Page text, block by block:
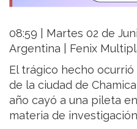
08:59 | Martes 02 de
Argentina | Fenix
El trágico hecho
de la ciudad de
año cayó a una pileta
materia de